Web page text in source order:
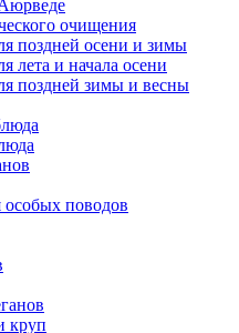
очищения
поздней осени и зимы
лета и начала осени
поздней зимы и весны
особых поводов
круп